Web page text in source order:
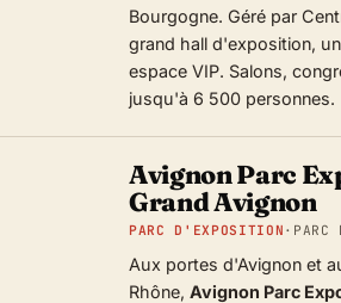
Bourgogne. Géré par
grand hall d'exposition,
espace VIP. Salons,
jusqu'à 6 500 personnes.
Avignon Parc
Grand Avignon
PARC D'EXPOSITION · PARC
Aux portes d'Avignon et
Rhône, Avignon Parc